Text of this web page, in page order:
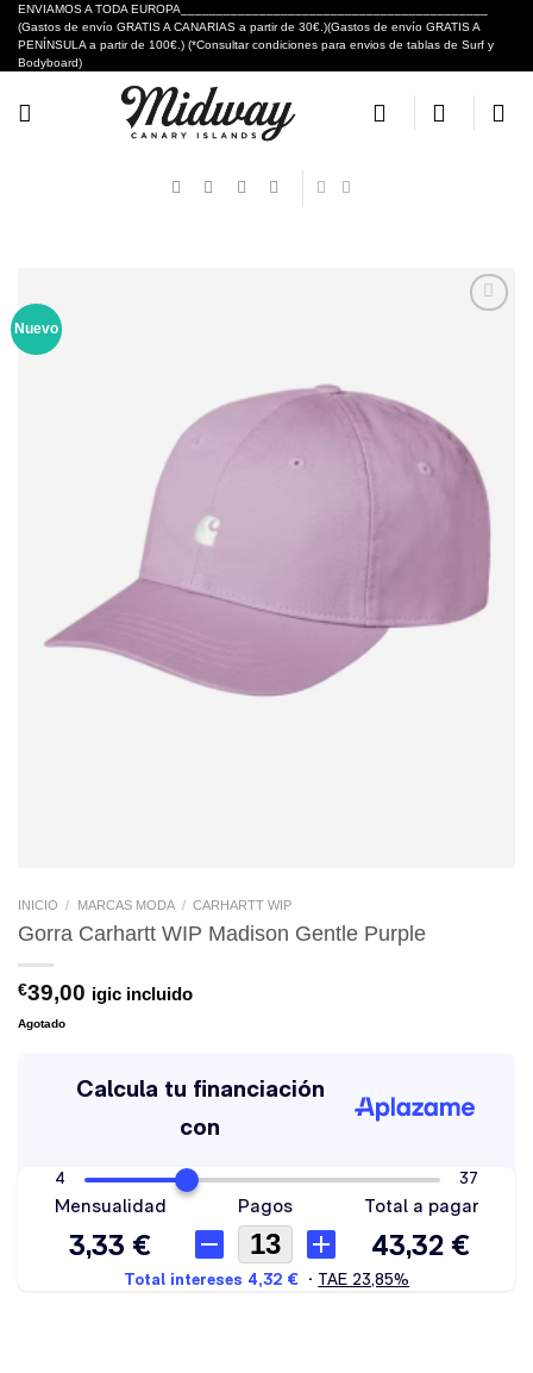
Skip
content
ENVIAMOS A TODA EUROPA___________________________________________
(Gastos de envío GRATIS A CANARIAS a partir de 30€.)(Gastos de envío GRATIS A
PENÍNSULA a partir de 100€.) (*Consultar condiciones para envios de tablas de Surf y
Bodyboard)
Nuevo
INICIO / MARCAS MODA / CARHARTT WIP
Gorra Carhartt WIP Madison Gentle Purple
€39,00 igic incluido
Agotado